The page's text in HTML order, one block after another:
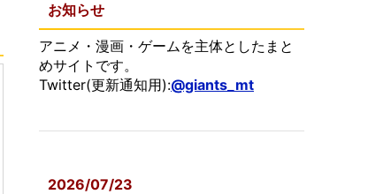
お知らせ
アニメ・漫画・ゲームを主体としたまと
めサイトです。
Twitter(更新通知用):@giants_mt
2026/07/23